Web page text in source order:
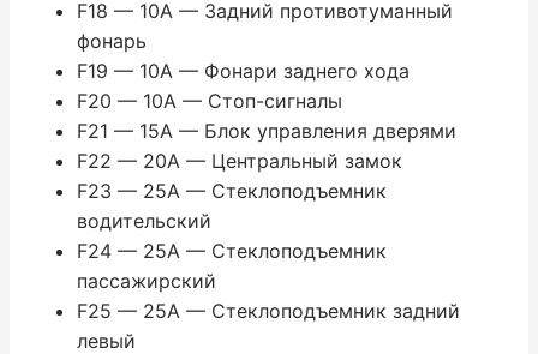
F18 — 10A — Задний противотуманный
фонарь
F19 — 10A — Фонари заднего хода
F20 — 10A — Стоп-сигналы
F21 — 15A — Блок управления дверями
F22 — 20A — Центральный замок
F23 — 25A — Стеклоподъемник
водительский
F24 — 25A — Стеклоподъемник
пассажирский
F25 — 25A — Стеклоподъемник задний
левый